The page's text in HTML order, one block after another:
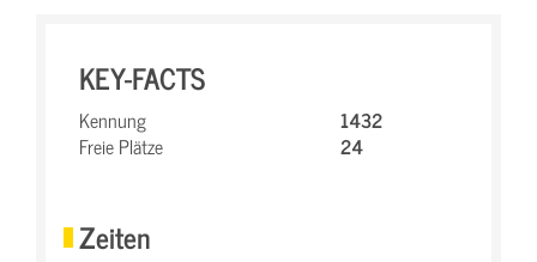
KEY-FACTS
Kennung
1432
Freie Plätze
24
Zeiten